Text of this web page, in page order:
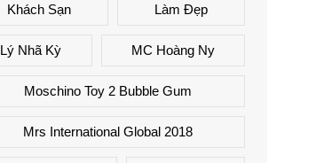
Khách Sạn Làm Đẹp
Lý Nhã Kỳ MC Hoàng Ny
Moschino Toy 2 Bubble Gum
Mrs International Global 2018